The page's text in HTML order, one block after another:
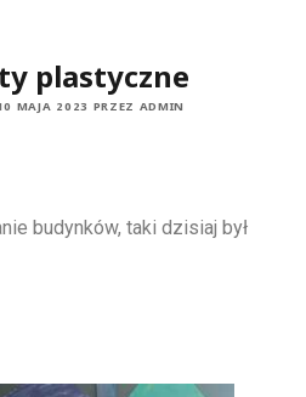
plastyczne
MAJA 2023 PRZEZ ADMIN
budynków, taki dzisiaj był